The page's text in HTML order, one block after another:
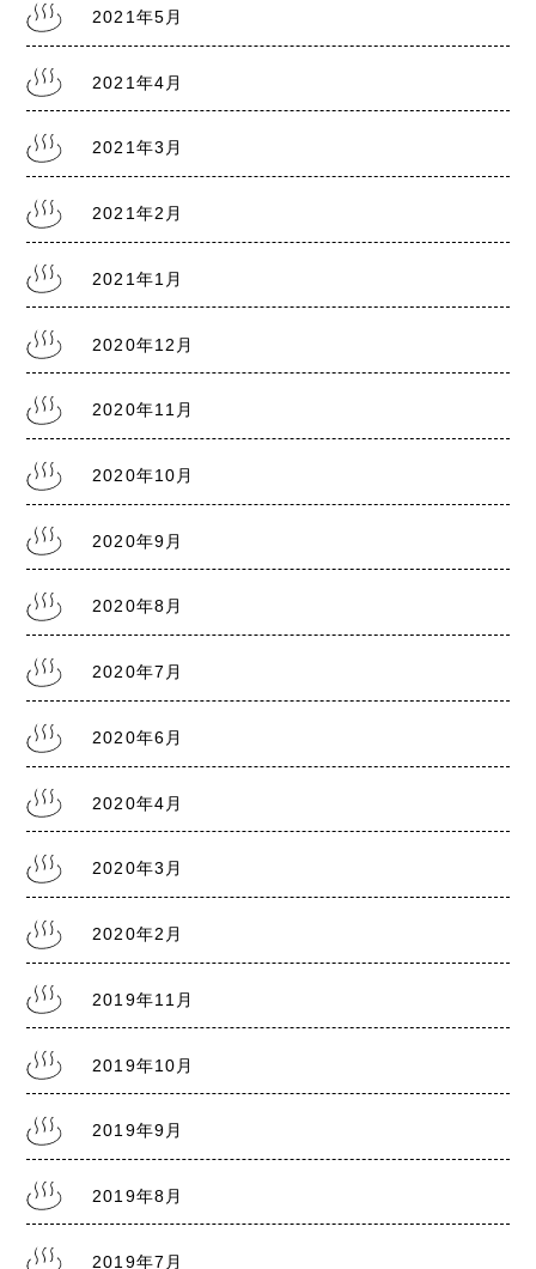
2021.7.28
熊本銭湯の日記『リスクレベル5 厳戒警報』
2021年5月
2021年4月
2021年3月
2021年2月
2021年1月
2020年12月
2020年11月
2020年10月
2020年9月
2020年8月
2020年7月
2020年6月
2020年4月
2020年3月
2020年2月
2019年11月
2019年10月
2019年9月
2019年8月
2019年7月